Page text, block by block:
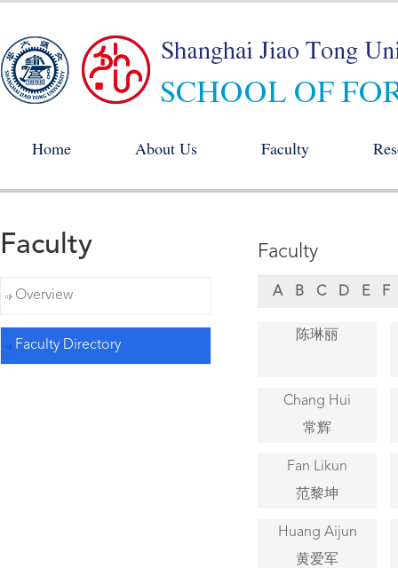
Home About Us Faculty
Faculty
Overview
Faculty Directory
Faculty
A B C D E F
陈琳丽
Chang Hui
常辉
Fan Likun
范黎坤
Huang Aijun
黄爱军